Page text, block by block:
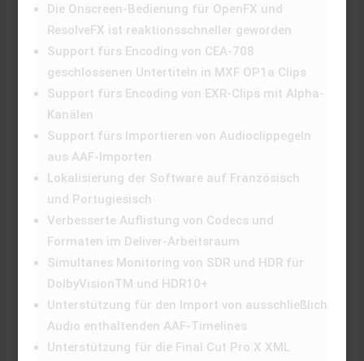
Die Onscreen-Bedienung für OpenFX und
ResolveFX ist reaktionsschneller geworden
Support fürs Encoding von CEA-708
geschlossenen Untertiteln in MXF OP1a Clips
Support fürs Encoding von EXR-Clips mit Alpha-
Kanälen
Support fürs Importieren von Audioclippegeln
aus AAF-Importen
Lokalisierung der Software auf Französisch
und Portugiesisch
Verbesserte Auflistung von Codecs und
Formaten im Deliver-Arbeitsraum
Simultanes Monitoring von SDR und HDR für
DolbyVisionTM und HDR10+
Unterstützung für den Import von ausschließlich
Audio enthaltenden AAF-Timelines
Unterstützung für die Final Cut Pro X XML